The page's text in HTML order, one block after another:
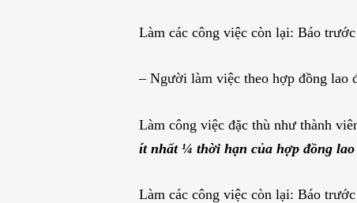
Làm các công việc còn lại: Báo trước
– Người làm việc theo hợp đồng lao
Làm công việc đặc thù như thành
ít nhất ¼ thời hạn của hợp đồng lao
Làm các công việc còn lại: Báo trước